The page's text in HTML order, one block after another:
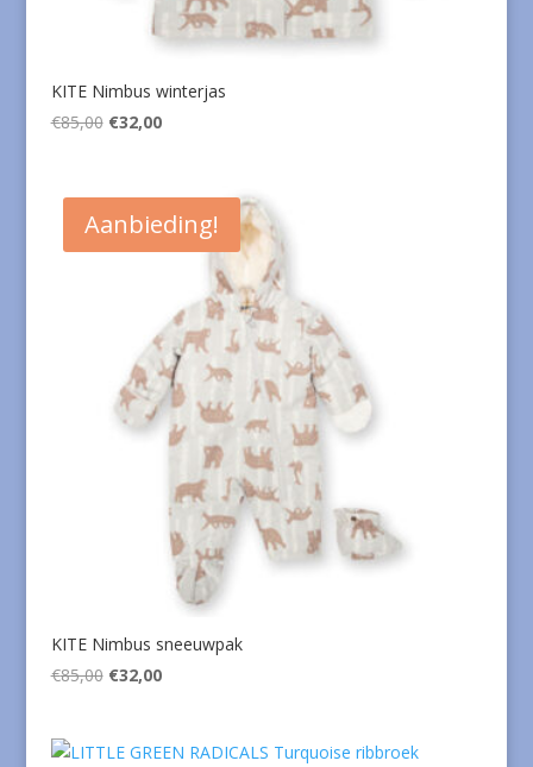
KITE Nimbus winterjas
€85,00 Oorspronkelijke
€85,00.
€32,00Huidige
€32,00.
Aanbieding!
KITE Nimbus sneeuwpak
€85,00 Oorspronkelijke
€85,00.
€32,00Huidige
€32,00.